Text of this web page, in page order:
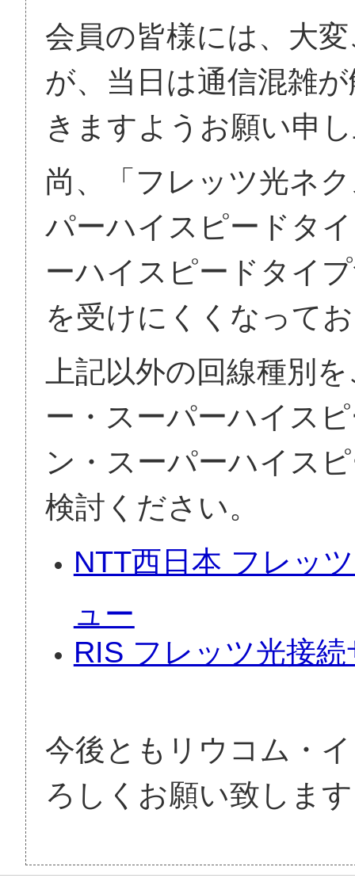
会員の皆様には、大
が、当日は通信混雑
きますようお願い申
尚、「フレッツ光ネ
パーハイスピードタ
ーハイスピードタイ
を受けにくくなって
上記以外の回線種別
ー・スーパーハイス
ン・スーパーハイス
検討ください。
NTT西日本 フレッ
ュー
RIS フレッツ光接
今後ともリウコム・
ろしくお願い致しま